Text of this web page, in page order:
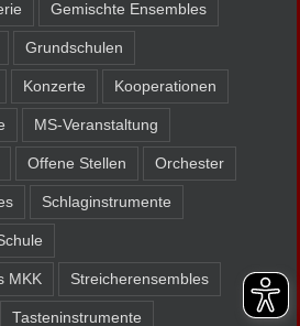
Gemischte Ensembles
Grundschulen
Konzerte Kooperationen
MS-Veranstaltung
Offene Stellen Orchester
Schlaginstrumente
MKK Streicherensembles
Tasteninstrumente